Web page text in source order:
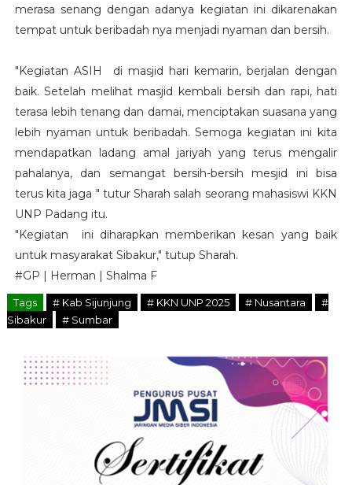
merasa senang dengan adanya kegiatan ini dikarenakan
tempat untuk beribadah nya menjadi nyaman dan bersih.
"Kegiatan ASIH di masjid hari kemarin, berjalan dengan
baik. Setelah melihat masjid kembali bersih dan rapi, hati
terasa lebih tenang dan damai, menciptakan suasana yang
lebih nyaman untuk beribadah. Semoga kegiatan ini kita
mendapatkan ladang amal jariyah yang terus mengalir
pahalanya, dan semangat bersih-bersih mesjid ini bisa
terus kita jaga " tutur Sharah salah seorang mahasiswi KKN
UNP Padang itu.
"Kegiatan ini diharapkan memberikan kesan yang baik
untuk masyarakat Sibakur," tutup Sharah.
#GP | Herman | Shalma F
Tags # Kab Sijunjung # KKN UNP 2025 # Nusantara
#
Sibakur
# Sumbar